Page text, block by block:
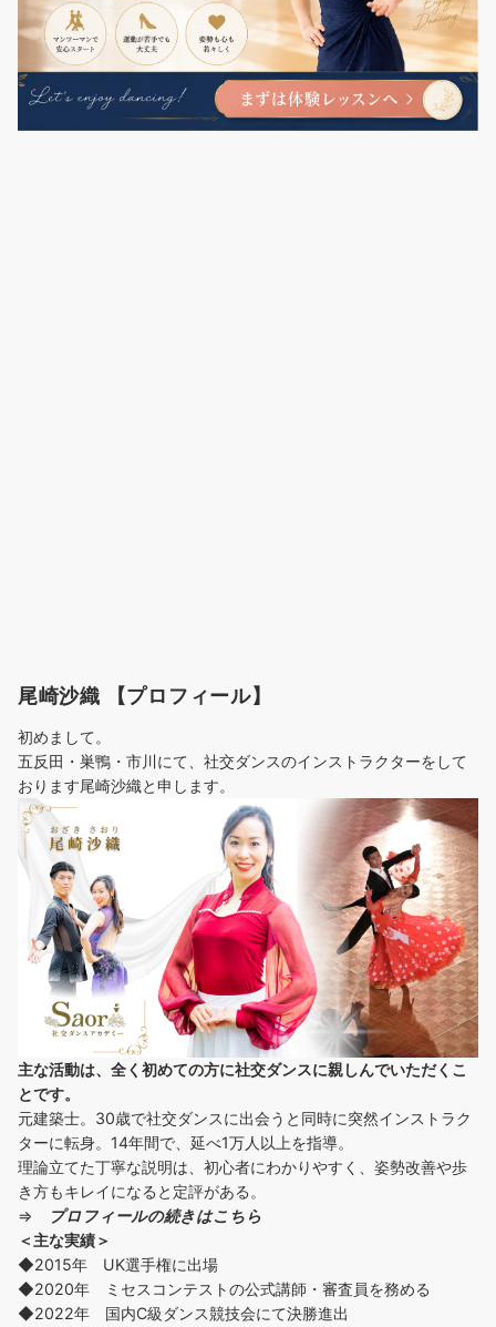
尾崎沙織 【プロフィール】
初めまして。
五反田・巣鴨・市川にて、社交ダンスのインストラクターをして
おります尾崎沙織と申します。
主な活動は、全く初めての方に社交ダンスに親しんでいただくこ
とです。
元建築士。30歳で社交ダンスに出会うと同時に突然インストラク
ターに転身。14年間で、延べ1万人以上を指導。
理論立てた丁寧な説明は、初心者にわかりやすく、姿勢改善や歩
き方もキレイになると定評がある。
⇒
プロフィールの続きはこちら
＜主な実績＞
◆2015年 UK選手権に出場
◆2020年 ミセスコンテストの公式講師・審査員を務める
◆2022年 国内C級ダンス競技会にて決勝進出